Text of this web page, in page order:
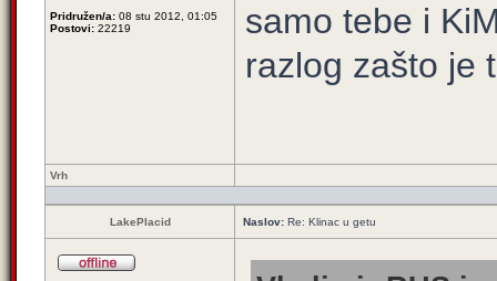
Pridružen/a: 08 stu 2012, 01:05
Postovi: 22219
samo tebe i
razlog zašto je
Vrh
LakePlacid Naslov: Re: Klinac u getu